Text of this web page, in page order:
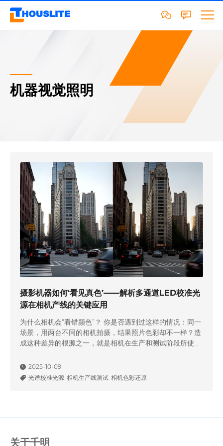
机器视觉照明
摄影机器如何‘看见真色’——解析多通道LED校准光
源在相机产线的关键应用
为什么相机会“看错颜色”？ 你是否遇到过这样的情况：同一
场景，用两台不同的相机拍摄，结果照片色彩却不一样？造
成这种差异的根源之一，就是相机在生产和测试阶段所使用
敏感，如果测试光源的光谱分布不稳定，就可能让相机误判
颜色或亮度。这就是为什么在相机产线和实验室里，可控光
2025-10-09
光谱校准光源 相机生产线测试 相机色彩还原
关于千明